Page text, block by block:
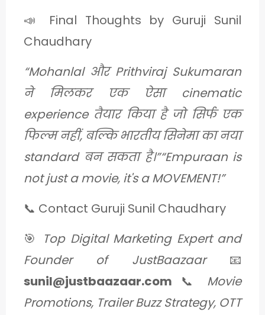
📣 Final Thoughts by Guruji Sunil
Chaudhary
“Mohanlal और Prithviraj Sukumaran
ने मिलकर एक ऐसा cinematic
experience तैयार किया है जो सिर्फ एक
फिल्म नहीं, बल्कि भारतीय सिनेमा का नया
standard बन सकता है।”“Empuraan is
not just a movie, it's a MOVEMENT!”
📞 Contact Guruji Sunil Chaudhary
🎯
Top Digital Marketing Expert and
Founder of JustBaazaar📧
sunil@justbaazaar.com 📞 Movie
Promotions, Trailer Buzz Strategy, OTT